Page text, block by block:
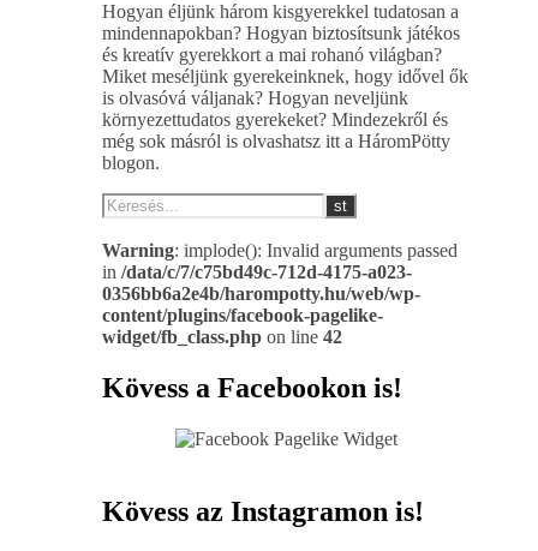
Hogyan éljünk három kisgyerekkel tudatosan a
mindennapokban? Hogyan biztosítsunk játékos
és kreatív gyerekkort a mai rohanó világban?
Miket meséljünk gyerekeinknek, hogy idővel ők
is olvasóvá váljanak? Hogyan neveljünk
környezettudatos gyerekeket? Mindezekről és
még sok másról is olvashatsz itt a HáromPötty
blogon.
Warning: implode(): Invalid arguments passed
in /data/c/7/c75bd49c-712d-4175-a023-
0356bb6a2e4b/harompotty.hu/web/wp-
content/plugins/facebook-pagelike-
widget/fb_class.php on line 42
Kövess a Facebookon is!
Kövess az Instagramon is!